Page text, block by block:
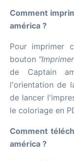
Comment
américa ?
Pour imprimer
bouton
de Captain
l'orientation de
de lancer
le coloriage en
Comment
américa ?